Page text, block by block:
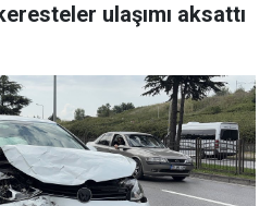
ulaşımı aksattı